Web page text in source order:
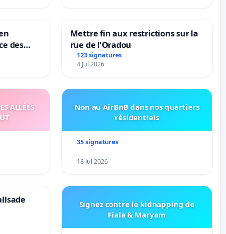
des
Mettre fin aux restrictions sur la
rue de l’Oradou
123 signatures
4 Jul 2026
ALLÉES
Non au AirBnB dans nos quartiers
résidentiels
35 signatures
18 Jul 2026
Signez contre le kidnapping de
Fiala & Maryam